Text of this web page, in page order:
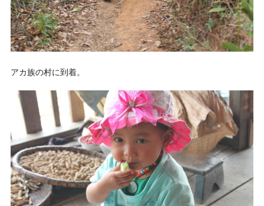
アカ族の村に到着。